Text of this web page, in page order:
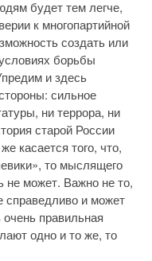
будет тем легче,
к многопартийной
создать или
борьбы
и здесь
сильное
ни террора, ни
старой России
касается того, что,
то мыслящего
не может. Важно не то,
справедливо и может
правильная
одно и то же, то